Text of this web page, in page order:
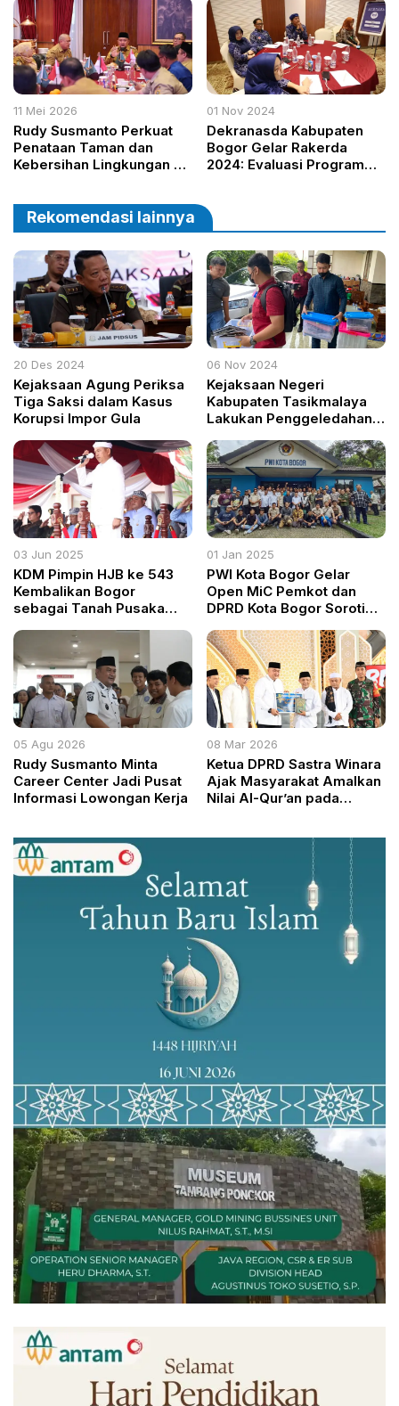
Rencana Sambungan Baru
11 Mei 2026
Rudy Susmanto Perkuat
Penataan Taman dan
Kebersihan Lingkungan di
01 Nov 2024
Dekranasda Kabupaten
Bogor Gelar Rakerda
2024: Evaluasi Program
Ekonomi Kreatif
Rekomendasi lainnya
20 Des 2024
Kejaksaan Agung Periksa
Tiga Saksi dalam Kasus
Korupsi Impor Gula
06 Nov 2024
Kejaksaan Negeri
Kabupaten Tasikmalaya
Lakukan Penggeledahan
Techno, Terkait Dugaan
Korupsi Penyaluran KUR di
Bank BUMN
03 Jun 2025
KDM Pimpin HJB ke 543
Kembalikan Bogor
sebagai Tanah Pusaka
01 Jan 2025
PWI Kota Bogor Gelar
Open MiC Pemkot dan
DPRD Kota Bogor Soroti
Sepanjang 2024
05 Agu 2026
Rudy Susmanto Minta
Career Center Jadi Pusat
Informasi Lowongan Kerja
08 Mar 2026
Ketua DPRD Sastra Winara
Ajak Masyarakat Amalkan
Nilai Al-Qur’an pada